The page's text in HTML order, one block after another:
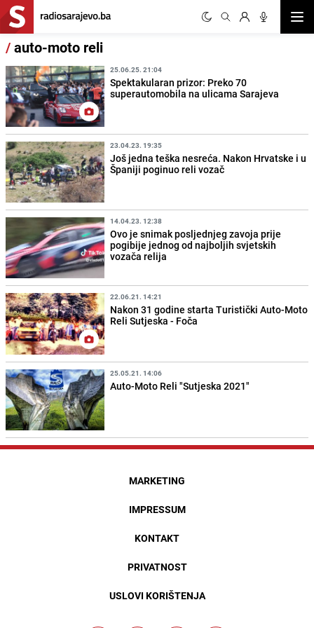
/auto-moto reli
25.06.25. 21:04
Spektakularan prizor: Preko 70
superautomobila na ulicama Sarajeva
23.04.23. 19:35
Još jedna teška nesreća. Nakon Hrvatske i u
Španiji poginuo reli vozač
14.04.23. 12:38
Ovo je snimak posljednjeg zavoja prije
pogibije jednog od najboljih svjetskih
vozača relija
22.06.21. 14:21
Nakon 31 godine starta Turistički Auto-Moto
Reli Sutjeska - Foča
25.05.21. 14:06
Auto-Moto Reli "Sutjeska 2021"
MARKETING
IMPRESSUM
KONTAKT
PRIVATNOST
USLOVI KORIŠTENJA